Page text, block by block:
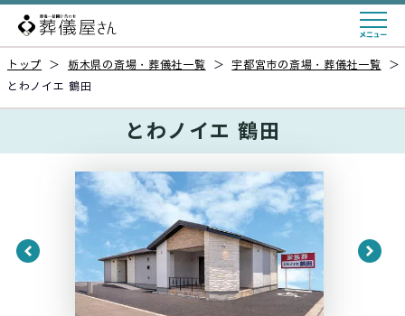
トップ ＞ 栃木県の斎場・葬儀社一覧 ＞ 宇都宮市の斎場・葬儀社一覧
＞
とわノイエ 鶴田
とわノイエ 鶴田